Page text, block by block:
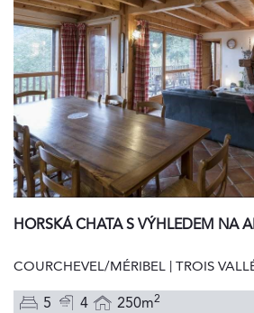
HORSKÁ CHATA S VÝHLEDEM NA
COURCHEVEL/MÉRIBEL | TROIS
5 4 250m2